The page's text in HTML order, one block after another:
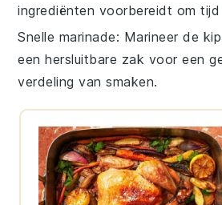
ingrediënten voorbereidt om
Snelle marinade: Marineer de kip
een hersluitbare zak voor een
verdeling van smaken.